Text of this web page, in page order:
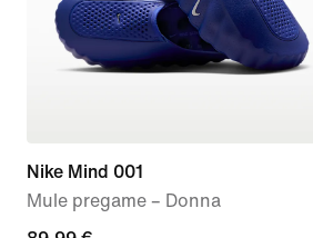
Nike Mind 001
Mule pregame – Donna